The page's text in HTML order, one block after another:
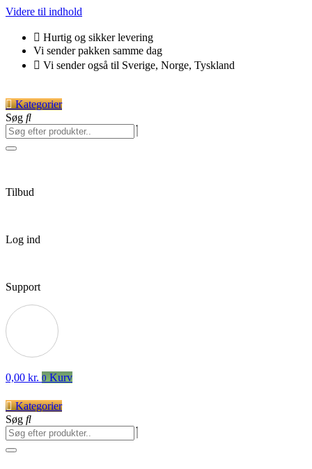
Videre til indhold
Hurtig og sikker levering
Vi sender pakken samme dag
Vi sender også til Sverige, Norge, Tyskland
Kategorier
Søg
Tilbud
Log ind
Support
0,00 kr. 0 Kurv
Kategorier
Søg